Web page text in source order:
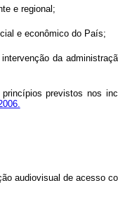
e regional;
e econômico do País;
da
princípios previstos nos
audiovisual de acesso